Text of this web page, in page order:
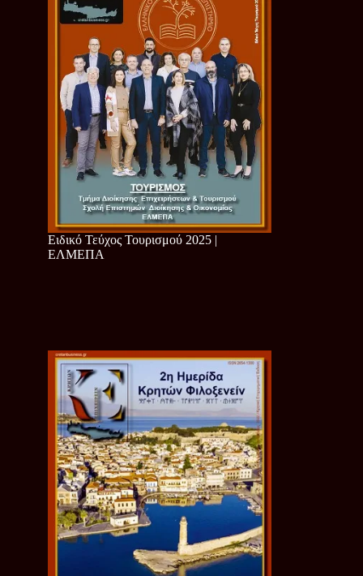
Ειδικό Τεύχος Τουρισμού 2025 |
ΕΛΜΕΠΑ